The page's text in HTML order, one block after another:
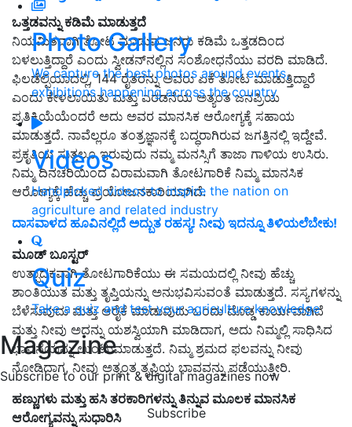
Photo Gallery
We capture the best photos around events,
exhibitions happening across the country
Videos
Handpicked videos to inspire the nation on
agriculture and related industry
Quiz
Take a quiz and test your agriculture knowledge
Magazine
Subscribe to our print & digital magazines now
Subscribe
ಒತ್ತಡವನ್ನು ಕಡಿಮೆ ಮಾಡುತ್ತದೆ
ನಿಯಮಿತವಾಗಿ ತೋಟ ಮಾಡುವ ಜನರು ಕಡಿಮೆ ಒತ್ತಡದಿಂದ
ಬಳಲುತ್ತಿದ್ದಾರೆ ಎಂದು ಸ್ವೀಡನ್‌ನಲ್ಲಿನ ಸಂಶೋಧನೆಯು ವರದಿ ಮಾಡಿದೆ.
ಫಿಲಡೆಲ್ಫಿಯಾದಲ್ಲಿ, 144 ರೈತರನ್ನು ಅವರು ಏಕೆ ತೋಟ ಮಾಡುತ್ತಿದ್ದಾರೆ
ಎಂದು ಕೇಳಲಾಯಿತು ಮತ್ತು ಎರಡನೆಯ ಅತ್ಯಂತ ಜನಪ್ರಿಯ
ಪ್ರತಿಕ್ರಿಯೆಯೆಂದರೆ ಅದು ಅವರ ಮಾನಸಿಕ ಆರೋಗ್ಯಕ್ಕೆ ಸಹಾಯ
ಮಾಡುತ್ತದೆ. ನಾವೆಲ್ಲರೂ ತಂತ್ರಜ್ಞಾನಕ್ಕೆ ಬದ್ಧರಾಗಿರುವ ಜಗತ್ತಿನಲ್ಲಿ ಇದ್ದೇವೆ.
ಪ್ರಕೃತಿಯ ಸುತ್ತಲೂ ಇರುವುದು ನಮ್ಮ ಮನಸ್ಸಿಗೆ ತಾಜಾ ಗಾಳಿಯ ಉಸಿರು.
ನಿಮ್ಮ ದಿನಚರಿಯಿಂದ ವಿರಾಮವಾಗಿ ತೋಟಗಾರಿಕೆ ನಿಮ್ಮ ಮಾನಸಿಕ
ಆರೋಗ್ಯಕ್ಕೆ ಹೆಚ್ಚು ಪ್ರಯೋಜನಕಾರಿಯಾಗಿದೆ.
ದಾಸವಾಳದ ಹೂವಿನಲ್ಲಿದೆ ಅದ್ಬುತ ರಹಸ್ಯ! ನೀವು ಇದನ್ನೂ ತಿಳಿಯಲೆಬೇಕು!
ಮೂಡ್ ಬೂಸ್ಟರ್
ಉತ್ಪಾದಕವಾಗಿ ತೋಟಗಾರಿಕೆಯು ಈ ಸಮಯದಲ್ಲಿ ನೀವು ಹೆಚ್ಚು
ಶಾಂತಿಯುತ ಮತ್ತು ತೃಪ್ತಿಯನ್ನು ಅನುಭವಿಸುವಂತೆ ಮಾಡುತ್ತದೆ. ಸಸ್ಯಗಳನ್ನು
ಬೆಳೆಸುವುದು ಮತ್ತು ಆರೈಕೆ ಮಾಡುವುದು ಒಂದು ದೊಡ್ಡ ಕಾರ್ಯವಾಗಿದೆ
ಮತ್ತು ನೀವು ಅದನ್ನು ಯಶಸ್ವಿಯಾಗಿ ಮಾಡಿದಾಗ, ಅದು ನಿಮ್ಮಲ್ಲಿ ಸಾಧಿಸಿದ
ಭಾವನೆಯನ್ನು ಉಂಟುಮಾಡುತ್ತದೆ. ನಿಮ್ಮ ಶ್ರಮದ ಫಲವನ್ನು ನೀವು
ನೋಡಿದಾಗ, ನೀವು ಅತ್ಯಂತ ತೃಪ್ತಿಯ ಭಾವವನ್ನು ಪಡೆಯುತ್ತೀರಿ.
ಹಣ್ಣುಗಳು ಮತ್ತು ಹಸಿ ತರಕಾರಿಗಳನ್ನು ತಿನ್ನುವ ಮೂಲಕ ಮಾನಸಿಕ
ಆರೋಗ್ಯವನ್ನು ಸುಧಾರಿಸಿ